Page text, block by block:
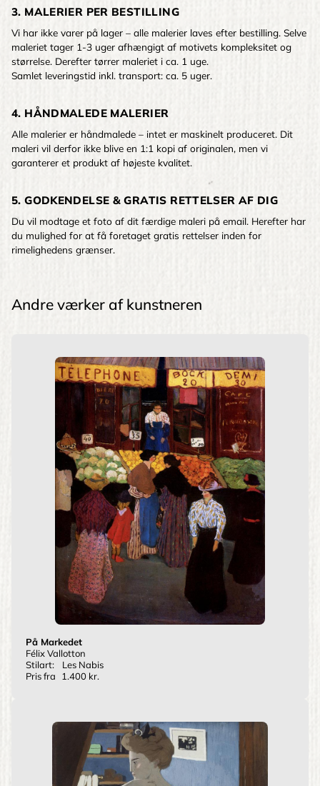
3. MALERIER PER BESTILLING
Vi har ikke varer på lager – alle malerier laves efter bestilling. Selve
maleriet tager 1-3 uger afhængigt af motivets kompleksitet og
størrelse. Derefter tørrer maleriet i ca. 1 uge.
Samlet leveringstid inkl. transport: ca. 5 uger.
4. HÅNDMALEDE MALERIER
Alle malerier er håndmalede – intet er maskinelt produceret. Dit
maleri vil derfor ikke blive en 1:1 kopi af originalen, men vi
garanterer et produkt af højeste kvalitet.
5. GODKENDELSE & GRATIS RETTELSER AF DIG
Du vil modtage et foto af dit færdige maleri på email. Herefter har
du mulighed for at få foretaget gratis rettelser inden for
rimelighedens grænser.
Andre værker af kunstneren
På Markedet
Félix Vallotton
Stilart:
Les Nabis
Pris fra
1.400 kr.